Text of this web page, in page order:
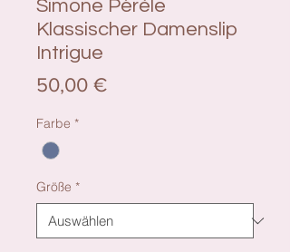
Simone Pérèle
Klassischer Damenslip
Intrigue
50,00 €Preis
Farbe *
Größe *